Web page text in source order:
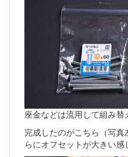
座金などは流用して組み替
完成したのがこちら（写
らにオフセットが大きい感